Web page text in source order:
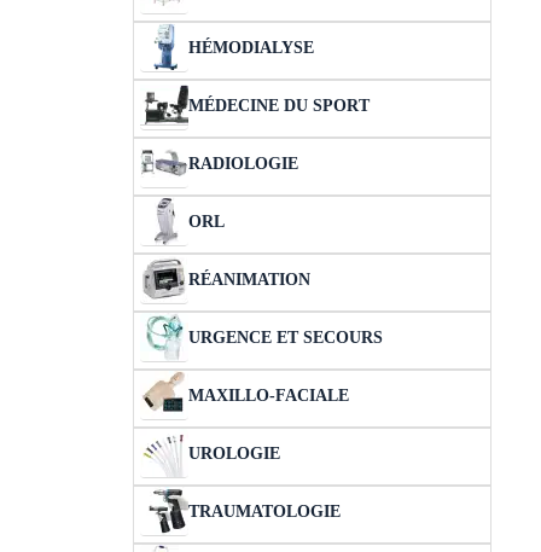
HÉMODIALYSE
MÉDECINE DU SPORT
RADIOLOGIE
ORL
RÉANIMATION
URGENCE ET SECOURS
MAXILLO-FACIALE
UROLOGIE
TRAUMATOLOGIE